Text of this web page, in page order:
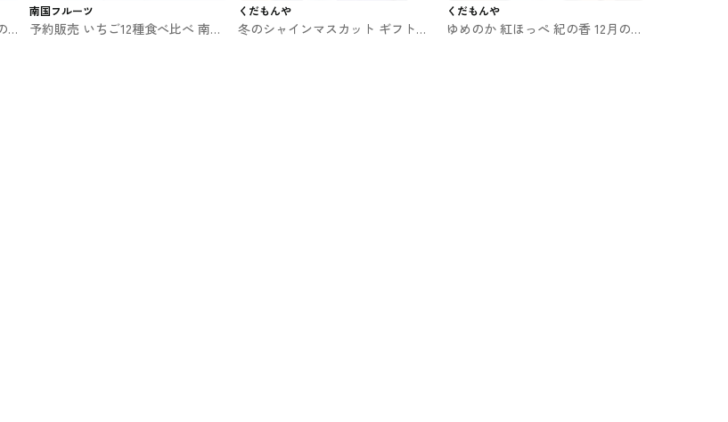
南国フルーツ
予約販売 いちご12種食べ比べ 南国
くだもんや
冬のシャインマスカット ギフトボ
くだもんや
ゆめのか 紅ほっぺ 紀の香 12月の苺